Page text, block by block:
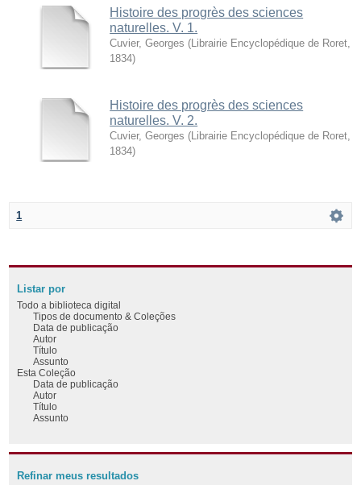
Histoire des progrès des sciences
naturelles. V. 1.
Cuvier, Georges ( Librairie Encyclopédique de Roret
1834)
Histoire des progrès des sciences
naturelles. V. 2.
Cuvier, Georges ( Librairie Encyclopédique de Roret
1834)
1
Listar por
Todo a biblioteca digital
Tipos de documento & Coleções
Data de publicação
Autor
Título
Assunto
Esta Coleção
Data de publicação
Autor
Título
Assunto
Refinar meus resultados